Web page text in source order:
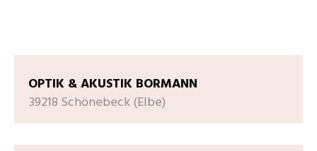
OPTIK & AKUSTIK BORMANN
39218 Schönebeck (Elbe)